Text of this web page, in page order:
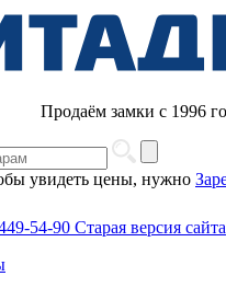
Продаём замки с 1996
увидеть цены, нужно
54-90 Старая версия сайта